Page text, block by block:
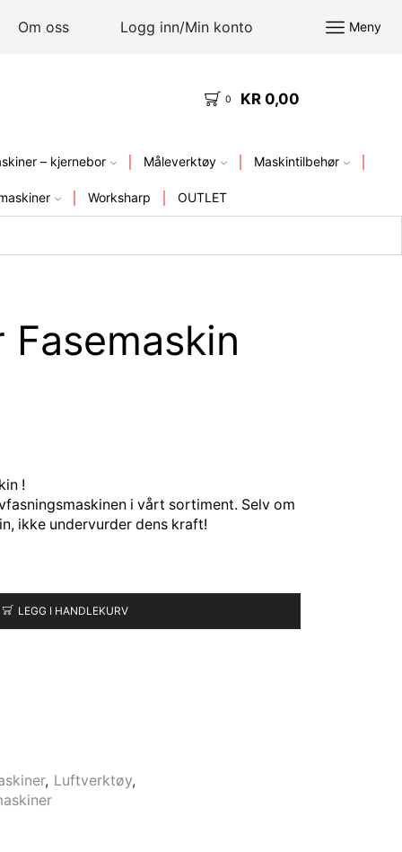
Om oss Logg inn/Min konto Meny
KVALITETSVERKTØY – FRA LAGER I NORGE
0 KR0,00
– kjernebor Måleverktøy Maskintilbehør
Worksharp OUTLET
Fasemaskin
!
i vårt sortiment. Selv om
ikke undervurder dens kraft!
LEGG I HANDLEKURV
, Luftverktøy,